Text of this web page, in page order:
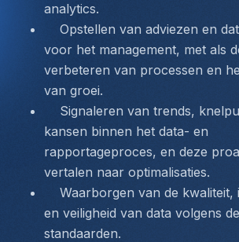
analytics.
voor het management, met als
verbeteren van processen en
van groei.
kansen binnen het data- en
rapportageproces, en deze
vertalen naar optimalisaties.
en veiligheid van data volgens
standaarden.